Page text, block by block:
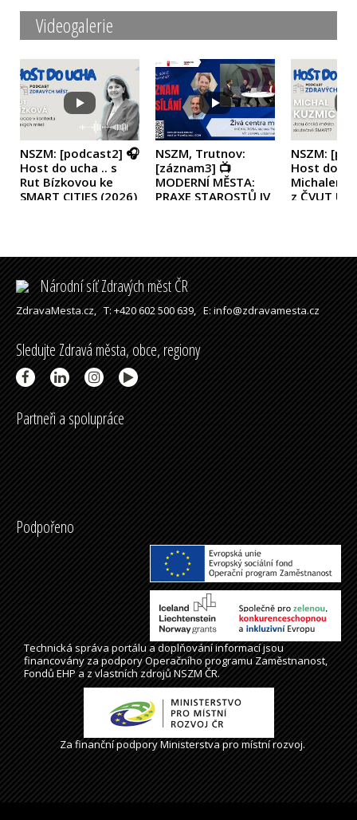
Videogalerie
NSZM: [podcast2] 🎧
Host do ucha .. s
Rut Bízkovou ke
SMART CITIES (2026)
NSZM, Trutnov:
[záznam3] 📺
MODERNÍ MĚSTA:
PRAXE STAROSTŮ IV
NSZM:
Host do
Michalem
z ČVUT
Národní síť Zdravých měst ČR
ZdravaMesta.cz,T: +420 602 500 639,E: info@zdravamesta.cz
Sledujte Zdravá města, obce, regiony
Partneři a spolupráce
Podpořeno
Technická správaportálua doplňování informací jsou
financovány za podpory Operačního programu Zaměstnanost,
Fondů EHP a z vlastních zdrojů NSZM ČR.
Za finanční podpory Ministerstva pro místní rozvoj.